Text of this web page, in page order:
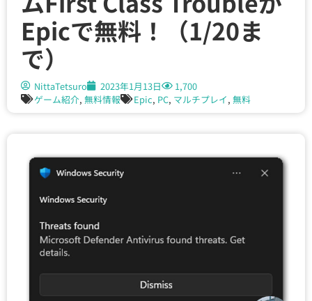
Epicで無料！（1/20ま
で）
NittaTetsuro 2023年1月13日
1,700
ゲーム紹介, 無料情報 Epic, PC, マルチプレイ, 無料